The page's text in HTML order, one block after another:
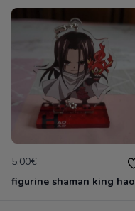
5.00€
figurine shaman king hao